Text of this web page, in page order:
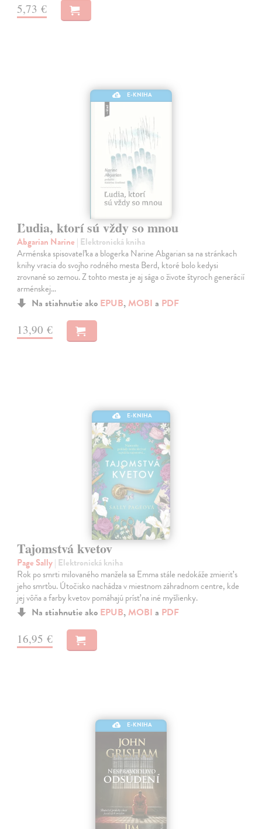
5,73 €
E-KNIHA
Ľudia, ktorí sú vždy so mnou
Abgarian Narine | Elektronická kniha
Arménska spisovateľka a blogerka Narine Abgarian sa na stránkach
knihy vracia do svojho rodného mesta Berd, ktoré bolo kedysi
zrovnané so zemou. Z tohto mesta je aj sága o živote štyroch generácií
arménskej…
Na stiahnutie ako EPUB, MOBI a PDF
13,90 €
E-KNIHA
Tajomstvá kvetov
Page Sally| Elektronická kniha
Rok po smrti milovaného manžela sa Emma stále nedokáže zmieriť s
jeho smrťou. Útočisko nachádza v miestnom záhradnom centre, kde
jej vôňa a farby kvetov pomáhajú prísť na iné myšlienky.
Na stiahnutie ako EPUB, MOBI a PDF
16,95 €
E-KNIHA